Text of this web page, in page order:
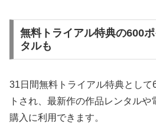
無料トライアル特典の600
タルも
31日間無料トライアル特典とし
トされ、最新作の作品レンタル
購入に利用できます。